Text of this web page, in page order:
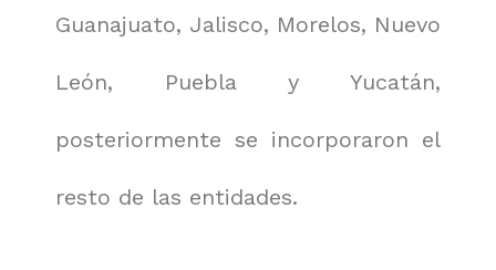
Guanajuato, Jalisco, Morelos, Nuevo
León, Puebla y Yucatán,
posteriormente se incorporaron el
resto de las entidades.